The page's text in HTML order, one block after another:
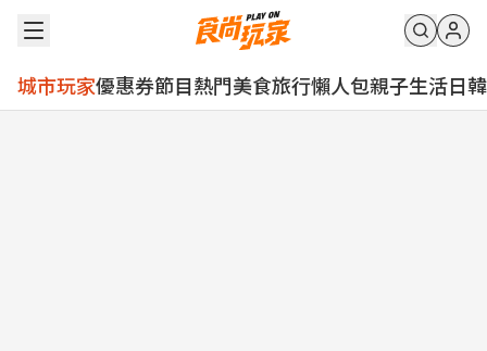
城市玩家優惠券節目熱門美食旅行懶人包親子生活日韓